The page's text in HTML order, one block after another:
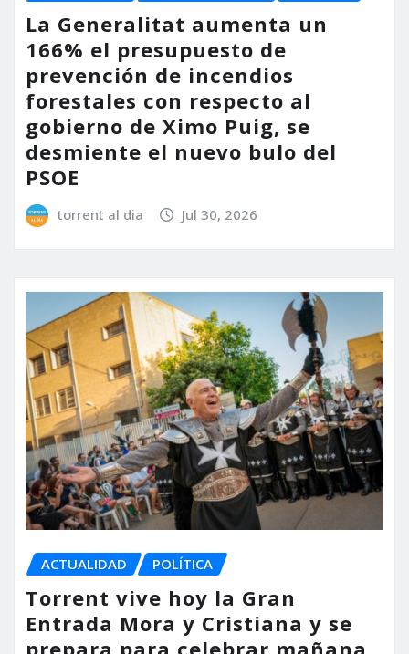
La Generalitat aumenta un
166% el presupuesto de
prevención de incendios
forestales con respecto al
gobierno de Ximo Puig, se
desmiente el nuevo bulo del
PSOE
torrent al dia Jul 30, 2026
ACTUALIDAD POLÍTICA
Torrent vive hoy la Gran
Entrada Mora y Cristiana y se
prepara para celebrar mañana